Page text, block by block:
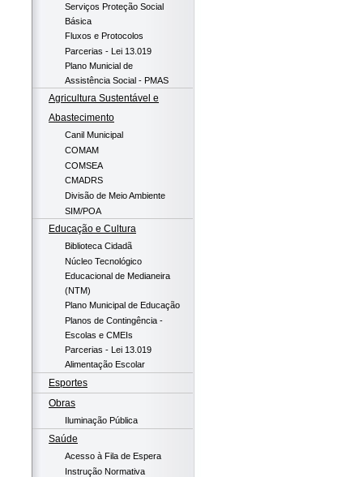
Serviços Proteção Social
Básica
Fluxos e Protocolos
Parcerias - Lei 13.019
Plano Municial de
Assistência Social - PMAS
Agricultura Sustentável e
Abastecimento
Canil Municipal
COMAM
COMSEA
CMADRS
Divisão de Meio Ambiente
SIM/POA
Educação e Cultura
Biblioteca Cidadã
Núcleo Tecnológico
Educacional de Medianeira
(NTM)
Plano Municipal de Educação
Planos de Contingência -
Escolas e CMEIs
Parcerias - Lei 13.019
Alimentação Escolar
Esportes
Obras
Iluminação Pública
Saúde
Acesso à Fila de Espera
Instrução Normativa